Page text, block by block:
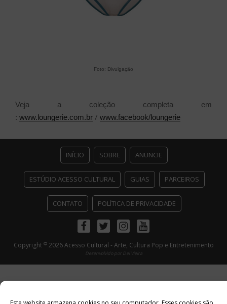
Foto: Divulgação
Veja a coleção completa em
: www.loungerie.com.br / www.facebook/loungerie
INÍCIO SOBRE ANUNCIE
ESTÚDIO ACESSO CULTURAL GUIAS PARCEIROS
CONTATO POLÍTICA DE PRIVACIDADE
FacebookTwitterInstagramYoutube
Copyright ©2026 Acesso Cultural - Arte, Cultura Pop e Entretenimento
Desenvolvido por Del Vieira